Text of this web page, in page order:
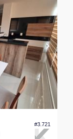
#3.721